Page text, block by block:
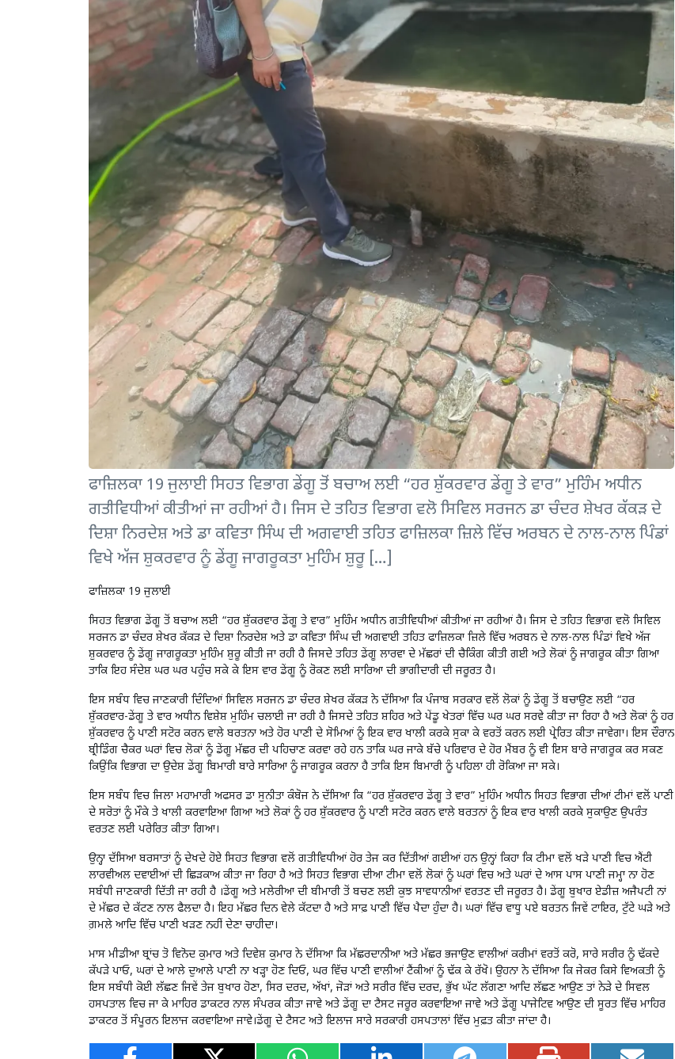
ਫਾਜ਼ਿਲਕਾ 19 ਜੁਲਾਈ ਸਿਹਤ ਵਿਭਾਗ ਡੇਂਗੂ ਤੋਂ ਬਚਾਅ ਲਈ “ਹਰ ਸ਼ੁੱਕਰਵਾਰ ਡੇਂਗੂ ਤੇ ਵਾਰ” ਮੁਹਿੰਮ ਅਧੀਨ
ਗਤੀਵਿਧੀਆਂ ਕੀਤੀਆਂ ਜਾ ਰਹੀਆਂ ਹੈ। ਜਿਸ ਦੇ ਤਹਿਤ ਵਿਭਾਗ ਵਲੋ ਸਿਵਿਲ ਸਰਜਨ ਡਾ ਚੰਦਰ ਸ਼ੇਖਰ ਕੱਕੜ ਦੇ
ਦਿਸ਼ਾ ਨਿਰਦੇਸ਼ ਅਤੇ ਡਾ ਕਵਿਤਾ ਸਿੰਘ ਦੀ ਅਗਵਾਈ ਤਹਿਤ ਫਾਜ਼ਿਲਕਾ ਜ਼ਿਲੇ ਵਿੱਚ ਅਰਬਨ ਦੇ ਨਾਲ-ਨਾਲ ਪਿੰਡਾਂ
ਵਿਖੇ ਅੱਜ ਸ਼ੁਕਰਵਾਰ ਨੂੰ ਡੇਂਗੂ ਜਾਗਰੂਕਤਾ ਮੁਹਿੰਮ ਸ਼ੁਰੂ […]
ਫਾਜ਼ਿਲਕਾ 19 ਜੁਲਾਈ
ਸਿਹਤ ਵਿਭਾਗ ਡੇਂਗੂ ਤੋਂ ਬਚਾਅ ਲਈ “ਹਰ ਸ਼ੁੱਕਰਵਾਰ ਡੇਂਗੂ ਤੇ ਵਾਰ” ਮੁਹਿੰਮ ਅਧੀਨ ਗਤੀਵਿਧੀਆਂ ਕੀਤੀਆਂ ਜਾ ਰਹੀਆਂ ਹੈ। ਜਿਸ ਦੇ ਤਹਿਤ ਵਿਭਾਗ ਵਲੋ ਸਿਵਿਲ
ਸਰਜਨ ਡਾ ਚੰਦਰ ਸ਼ੇਖਰ ਕੱਕੜ ਦੇ ਦਿਸ਼ਾ ਨਿਰਦੇਸ਼ ਅਤੇ ਡਾ ਕਵਿਤਾ ਸਿੰਘ ਦੀ ਅਗਵਾਈ ਤਹਿਤ ਫਾਜ਼ਿਲਕਾ ਜ਼ਿਲੇ ਵਿੱਚ ਅਰਬਨ ਦੇ ਨਾਲ-ਨਾਲ ਪਿੰਡਾਂ ਵਿਖੇ ਅੱਜ
ਸ਼ੁਕਰਵਾਰ ਨੂੰ ਡੇਂਗੂ ਜਾਗਰੂਕਤਾ ਮੁਹਿੰਮ ਸ਼ੁਰੂ ਕੀਤੀ ਜਾ ਰਹੀ ਹੈ ਜਿਸਦੇ ਤਹਿਤ ਡੇਂਗੂ ਲਾਰਵਾ ਦੇ ਮੱਛਰਾਂ ਦੀ ਚੈਕਿੰਗ ਕੀਤੀ ਗਈ ਅਤੇ ਲੋਕਾਂ ਨੂੰ ਜਾਗਰੂਕ ਕੀਤਾ ਗਿਆ
ਤਾਕਿ ਇਹ ਸੰਦੇਸ਼ ਘਰ ਘਰ ਪਹੁੰਚ ਸਕੇ ਕੇ ਇਸ ਵਾਰ ਡੇਂਗੂ ਨੂੰ ਰੋਕਣ ਲਈ ਸਾਰਿਆ ਦੀ ਭਾਗੀਦਾਰੀ ਦੀ ਜਰੂਰਤ ਹੈ।
ਇਸ ਸਬੰਧ ਵਿਚ ਜਾਣਕਾਰੀ ਦਿੰਦਿਆਂ ਸਿਵਿਲ ਸਰਜਨ ਡਾ ਚੰਦਰ ਸ਼ੇਖਰ ਕੱਕੜ ਨੇ ਦੱਸਿਆ ਕਿ ਪੰਜਾਬ ਸਰਕਾਰ ਵਲੋਂ ਲੋਕਾਂ ਨੂੰ ਡੇਂਗੂ ਤੋਂ ਬਚਾਉਣ ਲਈ “ਹਰ
ਸ਼ੁੱਕਰਵਾਰ-ਡੇਂਗੂ ਤੇ ਵਾਰ ਅਧੀਨ ਵਿਸ਼ੇਸ਼ ਮੁਹਿੰਮ ਚਲਾਈ ਜਾ ਰਹੀ ਹੈ ਜਿਸਦੇ ਤਹਿਤ ਸ਼ਹਿਰ ਅਤੇ ਪੇਂਡੂ ਖੇਤਰਾਂ ਵਿੱਚ ਘਰ ਘਰ ਸਰਵੇ ਕੀਤਾ ਜਾ ਰਿਹਾ ਹੈ ਅਤੇ ਲੋਕਾਂ ਨੂੰ ਹਰ
ਸ਼ੁੱਕਰਵਾਰ ਨੂੰ ਪਾਣੀ ਸਟੋਰ ਕਰਨ ਵਾਲੇ ਬਰਤਨਾ ਅਤੇ ਹੋਰ ਪਾਣੀ ਦੇ ਸੋਮਿਆਂ ਨੂੰ ਇਕ ਵਾਰ ਖਾਲੀ ਕਰਕੇ ਸੁਕਾ ਕੇ ਵਰਤੋਂ ਕਰਨ ਲਈ ਪ੍ਰੇਰਿਤ ਕੀਤਾ ਜਾਵੇਗਾ। ਇਸ ਦੌਰਾਨ
ਬ੍ਰੀਡਿੰਗ ਚੈਕਰ ਘਰਾਂ ਵਿਚ ਲੋਕਾਂ ਨੂੰ ਡੇਂਗੂ ਮੱਛਰ ਦੀ ਪਹਿਚਾਣ ਕਰਵਾ ਰਹੇ ਹਨ ਤਾਕਿ ਘਰ ਜਾਕੇ ਬੱਚੇ ਪਰਿਵਾਰ ਦੇ ਹੋਰ ਮੈਂਬਰ ਨੂੰ ਵੀ ਇਸ ਬਾਰੇ ਜਾਗਰੂਕ ਕਰ ਸਕਣ
ਕਿਉਂਕਿ ਵਿਭਾਗ ਦਾ ਉਦੇਸ਼ ਡੇਂਗੂ ਬਿਮਾਰੀ ਬਾਰੇ ਸਾਰਿਆ ਨੂੰ ਜਾਗਰੂਕ ਕਰਨਾ ਹੈ ਤਾਕਿ ਇਸ ਬਿਮਾਰੀ ਨੂੰ ਪਹਿਲਾ ਹੀ ਰੋਕਿਆ ਜਾ ਸਕੇ।
ਇਸ ਸਬੰਧ ਵਿਚ ਜਿਲਾ ਮਹਾਮਾਰੀ ਅਫਸਰ ਡਾ ਸੁਨੀਤਾ ਕੰਬੋਜ ਨੇ ਦੱਸਿਆ ਕਿ “ਹਰ ਸ਼ੁੱਕਰਵਾਰ ਡੇਂਗੂ ਤੇ ਵਾਰ” ਮੁਹਿੰਮ ਅਧੀਨ ਸਿਹਤ ਵਿਭਾਗ ਦੀਆਂ ਟੀਮਾਂ ਵਲੋਂ ਪਾਣੀ
ਦੇ ਸਰੋਤਾਂ ਨੂੰ ਮੌਕੇ ਤੇ ਖਾਲੀ ਕਰਵਾਇਆ ਗਿਆ ਅਤੇ ਲੋਕਾਂ ਨੂੰ ਹਰ ਸ਼ੁੱਕਰਵਾਰ ਨੂੰ ਪਾਣੀ ਸਟੋਰ ਕਰਨ ਵਾਲੇ ਬਰਤਨਾਂ ਨੂੰ ਇਕ ਵਾਰ ਖਾਲੀ ਕਰਕੇ ਸੁਕਾਉਣ ਉਪਰੰਤ
ਵਰਤਣ ਲਈ ਪਰੇਰਿਤ ਕੀਤਾ ਗਿਆ।
ਉਨ੍ਹਾ ਦੱਸਿਆ ਬਰਸਾਤਾਂ ਨੂੰ ਦੇਖਦੇ ਹੋਏ ਸਿਹਤ ਵਿਭਾਗ ਵਲੋਂ ਗਤੀਵਿਧੀਆਂ ਹੋਰ ਤੇਜ ਕਰ ਦਿੱਤੀਆਂ ਗਈਆਂ ਹਨ ਉਨ੍ਹਾਂ ਕਿਹਾ ਕਿ ਟੀਮਾ ਵਲੋਂ ਖੜੇ ਪਾਣੀ ਵਿਚ ਐਂਟੀ
ਲਾਰਵੀਅਲ ਦਵਾਈਆਂ ਦੀ ਛਿੜਕਾਅ ਕੀਤਾ ਜਾ ਰਿਹਾ ਹੈ ਅਤੇ ਸਿਹਤ ਵਿਭਾਗ ਦੀਆ ਟੀਮਾ ਵਲੋਂ ਲੋਕਾਂ ਨੂੰ ਘਰਾਂ ਵਿਚ ਅਤੇ ਘਰਾਂ ਦੇ ਆਸ ਪਾਸ ਪਾਣੀ ਜਮ੍ਹਾ ਨਾ ਹੋਣ
ਸਬੰਧੀ ਜਾਣਕਾਰੀ ਦਿੱਤੀ ਜਾ ਰਹੀ ਹੈ ।ਡੇਂਗੂ ਅਤੇ ਮਲੇਰੀਆ ਦੀ ਬੀਮਾਰੀ ਤੋਂ ਬਚਣ ਲਈ ਕੁਝ ਸਾਵਧਾਨੀਆਂ ਵਰਤਣ ਦੀ ਜਰੂਰਤ ਹੈ। ਡੇਂਗੂ ਬੁਖਾਰ ਏਡੀਜ਼ ਅਜੈਪਟੀ ਨਾਂ
ਦੇ ਮੱਛਰ ਦੇ ਕੱਟਣ ਨਾਲ ਫੈਲਦਾ ਹੈ। ਇਹ ਮੱਛਰ ਦਿਨ ਵੇਲੇ ਕੱਟਦਾ ਹੈ ਅਤੇ ਸਾਫ਼ ਪਾਣੀ ਵਿੱਚ ਪੈਦਾ ਹੁੰਦਾ ਹੈ। ਘਰਾਂ ਵਿੱਚ ਵਾਧੂ ਪਏ ਬਰਤਨ ਜਿਵੇਂ ਟਾਇਰ, ਟੁੱਟੇ ਘੜੇ ਅਤੇ
ਗ਼ਮਲੇ ਆਦਿ ਵਿੱਚ ਪਾਣੀ ਖੜਣ ਨਹੀਂ ਦੇਣਾ ਚਾਹੀਦਾ।
ਮਾਸ ਮੀਡੀਆ ਬ੍ਰਾਂਚ ਤੋ ਵਿਨੋਦ ਕੁਮਾਰ ਅਤੇ ਦਿਵੇਸ਼ ਕੁਮਾਰ ਨੇ ਦੱਸਿਆ ਕਿ ਮੱਛਰਦਾਨੀਆ ਅਤੇ ਮੱਛਰ ਭਜਾਉਣ ਵਾਲੀਆਂ ਕਰੀਮਾਂ ਵਰਤੋਂ ਕਰੋ, ਸਾਰੇ ਸਰੀਰ ਨੂੰ ਢੱਕਦੇ
ਕੱਪੜੇ ਪਾਓ, ਘਰਾਂ ਦੇ ਆਲੇ ਦੁਆਲੇ ਪਾਣੀ ਨਾ ਖੜ੍ਹਾ ਹੋਣ ਦਿਓ, ਘਰ ਵਿੱਚ ਪਾਣੀ ਵਾਲੀਆਂ ਟੈਂਕੀਆਂ ਨੂੰ ਢੱਕ ਕੇ ਰੱਖੋ। ਉਹਨਾ ਨੇ ਦੱਸਿਆ ਕਿ ਜੇਕਰ ਕਿਸੇ ਵਿਅਕਤੀ ਨੂੰ
ਇਸ ਸਬੰਧੀ ਕੋਈ ਲੱਛਣ ਜਿਵੇਂ ਤੇਜ ਬੁਖਾਰ ਹੋਣਾ, ਸਿਰ ਦਰਦ, ਅੱਖਾਂ, ਜੋੜਾਂ ਅਤੇ ਸਰੀਰ ਵਿੱਚ ਦਰਦ, ਭੁੱਖ ਘੱਟ ਲੱਗਣਾ ਆਦਿ ਲੱਛਣ ਆਉਣ ਤਾਂ ਨੇੜੇ ਦੇ ਸਿਵਲ
ਹਸਪਤਾਲ ਵਿਚ ਜਾ ਕੇ ਮਾਹਿਰ ਡਾਕਟਰ ਨਾਲ ਸੰਪਰਕ ਕੀਤਾ ਜਾਵੇ ਅਤੇ ਡੇਂਗੂ ਦਾ ਟੈਸਟ ਜਰੂਰ ਕਰਵਾਇਆ ਜਾਵੇ ਅਤੇ ਡੇਂਗੂ ਪਾਜੇਟਿਵ ਆਉਣ ਦੀ ਸੂਰਤ ਵਿੱਚ ਮਾਹਿਰ
ਡਾਕਟਰ ਤੋਂ ਸੰਪੂਰਨ ਇਲਾਜ ਕਰਵਾਇਆ ਜਾਵੇ।ਡੇਂਗੂ ਦੇ ਟੈਸਟ ਅਤੇ ਇਲਾਜ ਸਾਰੇ ਸਰਕਾਰੀ ਹਸਪਤਾਲਾਂ ਵਿੱਚ ਮੁਫ਼ਤ ਕੀਤਾ ਜਾਂਦਾ ਹੈ।